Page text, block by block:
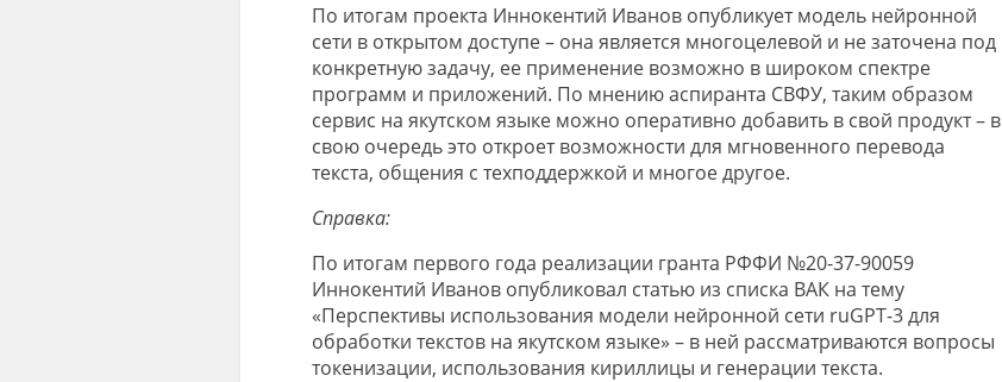
По итогам проекта Иннокентий Иванов опубликует модель нейронной
сети в открытом доступе – она является многоцелевой и не заточена под
конкретную задачу, ее применение возможно в широком спектре
программ и приложений. По мнению аспиранта СВФУ, таким образом
сервис на якутском языке можно оперативно добавить в свой продукт – в
свою очередь это откроет возможности для мгновенного перевода
текста, общения с техподдержкой и многое другое.
Справка:
По итогам первого года реализации гранта РФФИ №20-37-90059
Иннокентий Иванов опубликовал статью из списка ВАК на тему
«Перспективы использования модели нейронной сети ruGPT-3 для
обработки текстов на якутском языке» – в ней рассматриваются вопросы
токенизации, использования кириллицы и генерации текста.